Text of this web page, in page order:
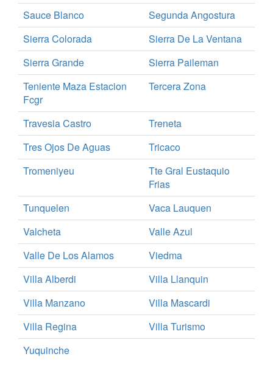
Sauce Blanco
Segunda Angostura
Sierra Colorada
Sierra De La Ventana
Sierra Grande
Sierra Paileman
Teniente Maza Estacion
Fcgr
Tercera Zona
Travesia Castro
Treneta
Tres Ojos De Aguas
Tricaco
Tromeniyeu
Tte Gral Eustaquio
Frias
Tunquelen
Vaca Lauquen
Valcheta
Valle Azul
Valle De Los Alamos
Viedma
Villa Alberdi
Villa Llanquin
Villa Manzano
Villa Mascardi
Villa Regina
Villa Turismo
Yuquinche